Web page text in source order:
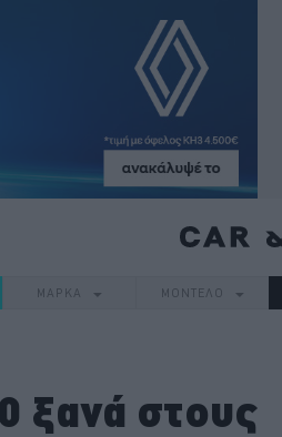
ΜΑΡΚΑ ΜΟΝΤΕΛΟ
ξανά στους